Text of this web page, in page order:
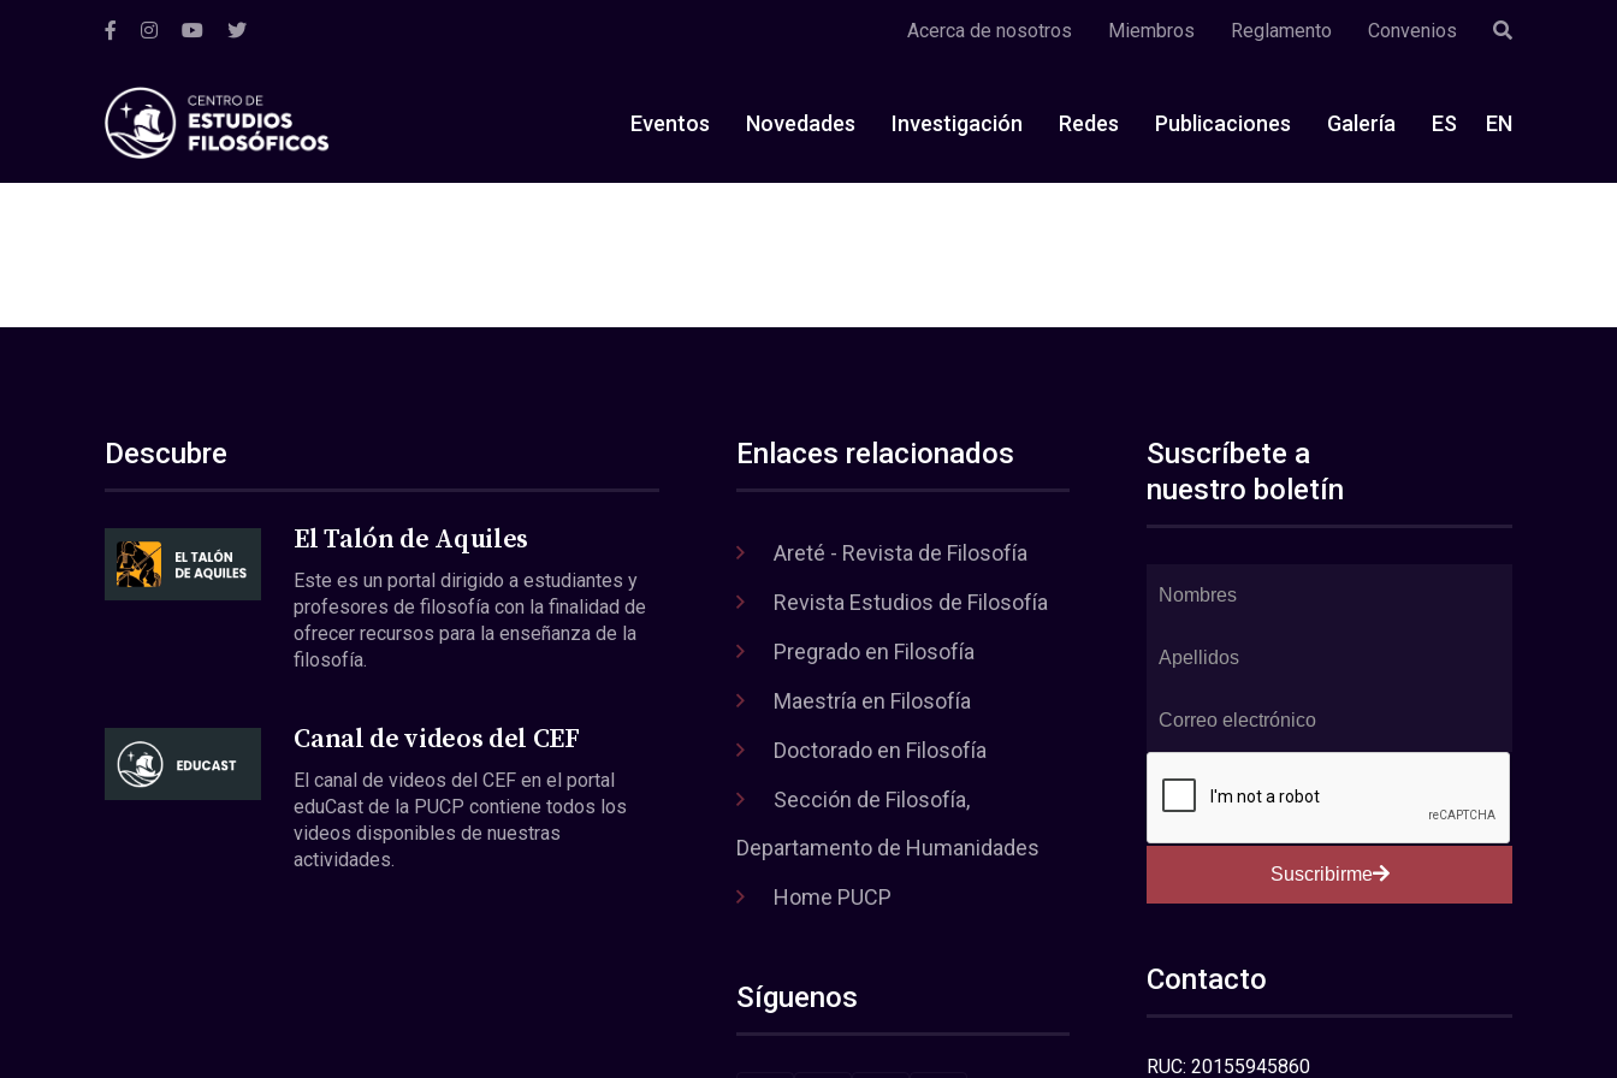
Acerca de nosotros Miembros Reglamento Convenios
Eventos Novedades Investigación Redes Publicaciones Galería ES EN
Descubre
El Talón de Aquiles
Este es un portal dirigido a estudiantes y
profesores de filosofía con la finalidad de
ofrecer recursos para la enseñanza de la
filosofía.
Canal de videos del CEF
El canal de videos del CEF en el portal
eduCast de la PUCP contiene todos los
videos disponibles de nuestras
actividades.
Enlaces relacionados
Areté - Revista de Filosofía
Revista Estudios de Filosofía
Pregrado en Filosofía
Maestría en Filosofía
Doctorado en Filosofía
Sección de Filosofía,
Departamento de Humanidades
Home PUCP
Síguenos
Suscríbete a
nuestro boletín
Suscribirme
Contacto
RUC: 20155945860